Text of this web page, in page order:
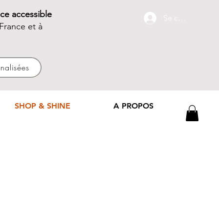
accessible
et à
Se connecter
SHOP & SHINE A PROPOS